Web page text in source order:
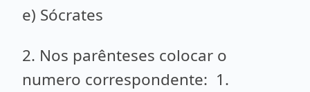
e) Sócrates
2. Nos parênteses colocar o
numero correspondente: 1.